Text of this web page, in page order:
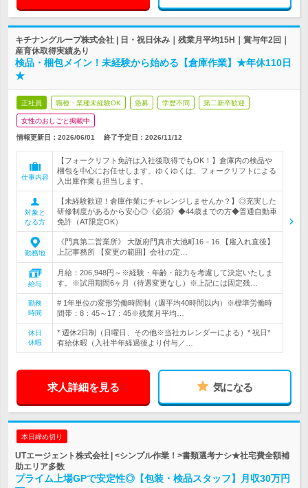
キチナングループ株式会社 | 日・祝日休み｜残業月平均15H｜賞与年2回｜
産育休取得実績あり
検品・梱包メイン！未経験から始める【倉庫作業】★年休110日
★
正社員 職種・業種未経験OK 急募 学歴不問 第二新卒歓迎
女性のおしごと掲載中
情報更新日：2026/06/01 終了予定日： 2026/11/12
仕事内容
【フォークリフト免許は入社後取得でもOK！】倉庫内の検品や
梱包を中心にお任せします。ゆくゆくは、フォークリフトによる
入出庫作業も担当します。
対象と
なる方
【未経験歓迎！倉庫作業にチャレンジしませんか？】◎充実した
研修制度があるから安心◎《必須》◆44歳までの方◆普通自動車
免許（AT限定OK）
勤務地
《門真第二営業所》 大阪府門真市大池町16－16 【雇入れ直後】
上記事務所 【変更の範囲】会社の定…
給与
月給：206,948円～※経験・年齢・能力を考慮して決定いたしま
す。※試用期間6ヶ月（待遇変更なし）※上記には固定残…
勤務
時間
# 1年単位の変形労働時間制（週平均40時間以内）※標準労働時
間帯：8：45～17：45※残業月平均…
休日
休暇
* 週休2日制（日曜日、その他※当社カレンダーによる）* 祝日*
有給休暇（入社半年経過後より付与／…
求人詳細を見る 気になる
本日締め切り
UTエージェント株式会社 | <シンプル作業！>書類選考ナシ★社宅費全額補
助エリア多数
プライム上場GPで安定性◎【包装・検品スタッフ】月収30万円